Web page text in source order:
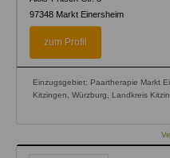
97348 Markt Einersheim
zum Profil
Einzugsgebiet: Paartherapie Markt
Kitzingen, Würzburg, Landkreis